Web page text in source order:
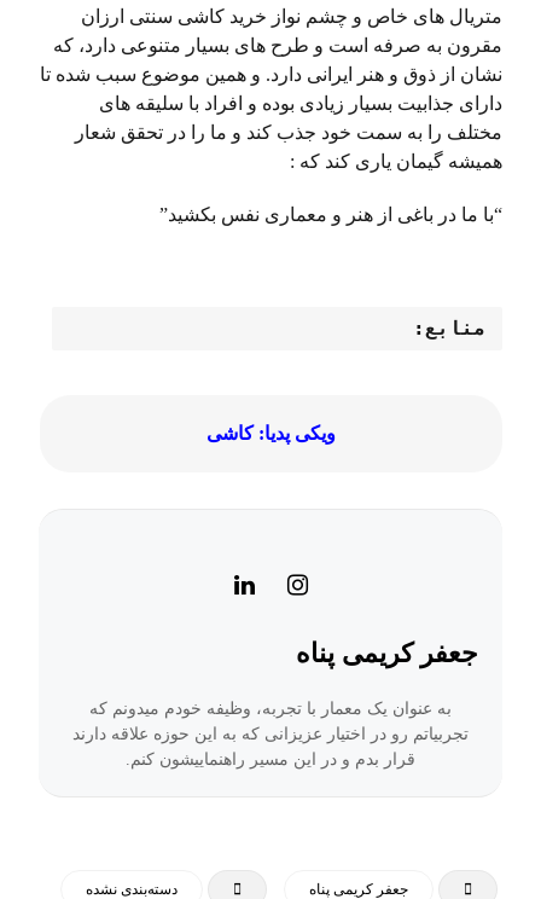
متریال های خاص و چشم نواز خرید کاشی سنتی ارزان
مقرون به صرفه است و طرح های بسیار متنوعی دارد، که
نشان از ذوق و هنر ایرانی دارد. و همین موضوع سبب شده تا
دارای جذابیت بسیار زیادی بوده و افراد با سلیقه های
مختلف را به سمت خود جذب کند و ما را در تحقق شعار
همیشه گیمان یاری کند که :
“با ما در باغی از هنر و معماری نفس بکشید”
منابع:
ویکی پدیا: کاشی
جعفر کریمی پناه
به عنوان یک معمار با تجربه، وظیفه خودم میدونم که
تجربیاتم رو در اختیار عزیزانی که به این حوزه علاقه دارند
قرار بدم و در این مسیر راهنماییشون کنم.
جعفر کریمی پناه دسته‌بندی نشده